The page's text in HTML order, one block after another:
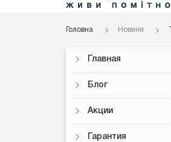
Головна Новини
Главная
Блог
Акции
Гарантия